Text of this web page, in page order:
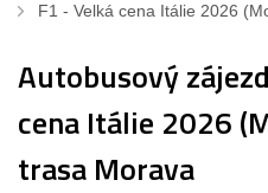
F1 - Velká cena Itálie 2026
Autobusový
cena Itálie 2026
trasa Morava